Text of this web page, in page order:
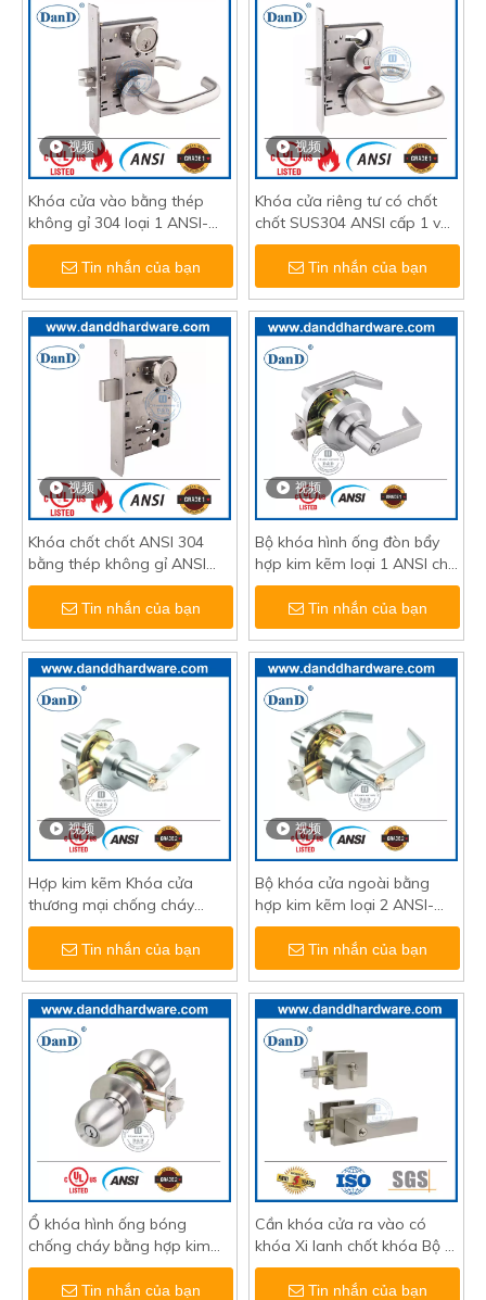
视频
Khóa cửa vào bằng thép
không gỉ 304 loại 1 ANSI-
DDAL04
Tin nhắn của bạn
视频
Khóa cửa riêng tư có chốt
chốt SUS304 ANSI cấp 1 với
Thumbuturn-DDAL022
Tin nhắn của bạn
视频
Khóa chốt chốt ANSI 304
bằng thép không gỉ ANSI
được UL liệt kê-DDAL16
Tin nhắn của bạn
视频
Bộ khóa hình ống đòn bẩy
hợp kim kẽm loại 1 ANSI cho
cửa kim loại-DDLK009
Tin nhắn của bạn
视频
Hợp kim kẽm Khóa cửa
thương mại chống cháy
ANSI UL Bộ khóa hình ống-
DDLK010Tin nhắn của bạn
视频
Bộ khóa cửa ngoài bằng
hợp kim kẽm loại 2 ANSI-
DDLK011
Tin nhắn của bạn
Ổ khóa hình ống bóng
chống cháy bằng hợp kim
kẽm ANSI được UL liệt kê
cho cửa ra vào-DDLK012
Tin nhắn của bạn
Cần khóa cửa ra vào có
khóa Xi lanh chốt khóa Bộ ổ
khóa tốt nhất cho cửa bên
ngoài-DDLK025
Tin nhắn của bạn